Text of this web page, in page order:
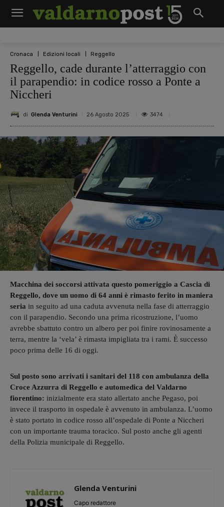
Cronaca Edizioni locali Reggello
Reggello, cade durante l’atterraggio con
il parapendio: in codice rosso a Ponte a
Niccheri
di Glenda Venturini 26 Agosto 2025 3474
Macchina dei soccorsi attivata questo pomeriggio a Cascia di
Reggello, dove un uomo di 64 anni è rimasto ferito in maniera
seria in seguito ad una caduta avvenuta nella fase di atterraggio
con il parapendio. Secondo una prima ricostruzione, l’uomo
avrebbe sbattuto contro un albero per poi finire rovinosamente a
terra, mentre la ‘vela’ è rimasta impigliata tra i rami. È successo
poco prima delle 16 di oggi.
Sul posto sono arrivati i sanitari del 118 con ambulanza della
Croce Azzurra di Reggello e automedica del Valdarno
fiorentino: inizialmente era stato allertato anche Pegaso, poi
invece il trasporto in ospedale è avvenuto in ambulanza. L’uomo
è stato portato in codice rosso all’ospedale di Ponte a Niccheri
con un importante trauma toracico. Sul posto anche gli agenti
della Polizia municipale di Reggello.
Glenda Venturini
Capo redattore